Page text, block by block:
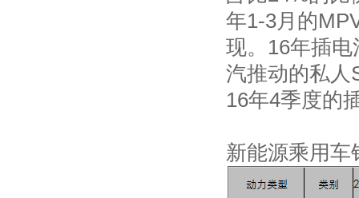
年1-3月的
现。16年插
汽推动的私人
16年4季度的
新能源乘用车